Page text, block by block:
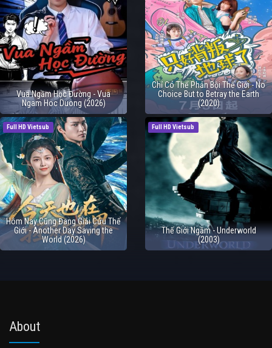
Vua Ngầm Học Đường - Vua
Ngam Hoc Duong (2026)
Chỉ Có Thể Phản Bội Thế Giới - No
Choice But to Betray the Earth
(2020)
Full HD Vietsub
Hôm Nay Cũng Đang Giải Cứu Thế
Giới - Another Day Saving the
World (2026)
Full HD Vietsub
Thế Giới Ngầm - Underworld
(2003)
About